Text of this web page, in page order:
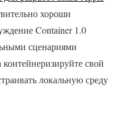
хороши
Container 1.0
сценариями
свой
локальную среду